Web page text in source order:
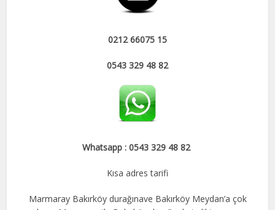
0212 66075 15
0543 329 48 82
Whatsapp : 0543 329 48 82
Kısa adres tarifi
Marmaray Bakırköy durağınave Bakırköy Meydan’a çok